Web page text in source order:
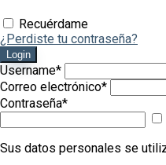
Recuérdame
¿Perdiste tu contraseña?
Login
Username*
Correo electrónico*
Contraseña*
Sus datos personales se